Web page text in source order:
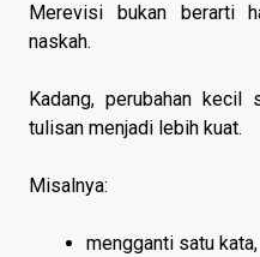
Merevisi bukan berarti
naskah.
Kadang, perubahan kecil
tulisan menjadi lebih kuat.
Misalnya:
mengganti satu kata,